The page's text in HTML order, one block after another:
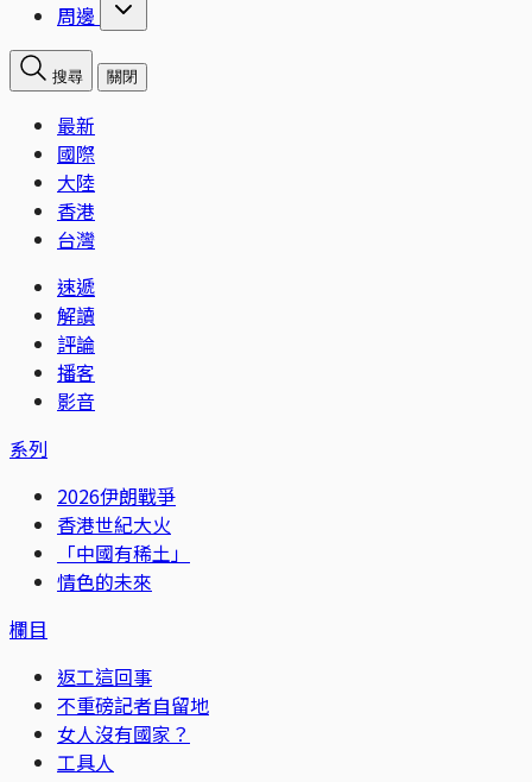
周邊
搜尋 關閉
最新
國際
大陸
香港
台灣
速遞
解讀
評論
播客
影音
系列
2026伊朗戰爭
香港世紀大火
「中國有稀土」
情色的未來
欄目
返工這回事
不重磅記者自留地
女人沒有國家？
工具人